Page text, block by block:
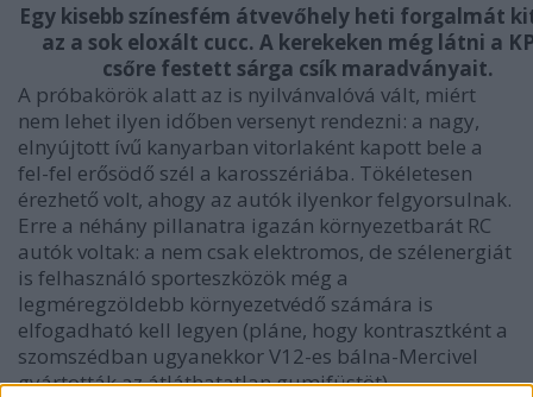
Egy kisebb színesfém átvevőhely heti forgalmát
az a sok eloxált cucc. A kerekeken még látni a
csőre festett sárga csík maradványait.
A próbakörök alatt az is nyilvánvalóvá vált, miért
nem lehet ilyen időben versenyt rendezni: a nagy,
elnyújtott ívű kanyarban vitorlaként kapott bele a
fel-fel erősödő szél a karosszériába. Tökéletesen
érezhető volt, ahogy az autók ilyenkor felgyorsulnak.
Erre a néhány pillanatra igazán környezetbarát RC
autók voltak: a nem csak elektromos, de szélenergiát
is felhasználó sporteszközök még a
legméregzöldebb környezetvédő számára is
elfogadható kell legyen (pláne, hogy kontrasztként a
szomszédban ugyanekkor V12-es bálna-Mercivel
gyártották az átláthatatlan gumifüstöt).